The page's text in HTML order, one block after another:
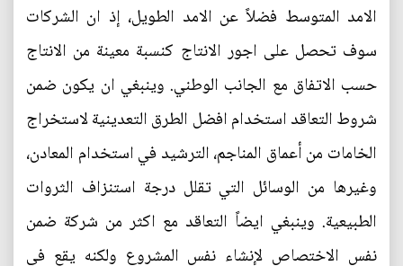
الامد المتوسط فضلاً عن الامد الطويل، إذ ان الشركات
سوف تحصل على اجور الانتاج كنسبة معينة من الانتاج
حسب الاتفاق مع الجانب الوطني. وينبغي ان يكون ضمن
شروط التعاقد استخدام افضل الطرق التعدينية لاستخراج
الخامات من أعماق المناجم، الترشيد في استخدام المعادن،
وغيرها من الوسائل التي تقلل درجة استنزاف الثروات
الطبيعية. وينبغي ايضاً التعاقد مع اكثر من شركة ضمن
نفس الاختصاص لإنشاء نفس المشروع ولكنه يقع في